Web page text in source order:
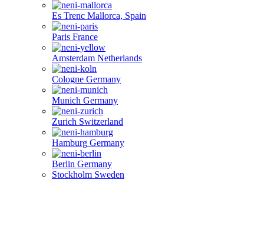
Es Trenc Mallorca, Spain
Paris France
Amsterdam Netherlands
Cologne Germany
Munich Germany
Zurich Switzerland
Hamburg Germany
Berlin Germany
Stockholm Sweden